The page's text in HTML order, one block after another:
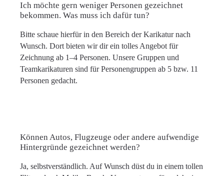
Ich möchte gern weniger Personen gezeichnet
bekommen. Was muss ich dafür tun?
Bitte schaue hierfür in den Bereich der Karikatur nach
Wunsch. Dort bieten wir dir ein tolles Angebot für
Zeichnung ab 1–4 Personen. Unsere Gruppen und
Teamkarikaturen sind für Personengruppen ab 5 bzw. 11
Personen gedacht.
Können Autos, Flugzeuge oder andere aufwendige
Hintergründe gezeichnet werden?
Ja, selbstverständlich. Auf Wunsch düst du in einem tollen